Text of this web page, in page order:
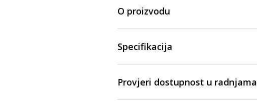
O proizvodu
Specifikacija
Provjeri dostupnost u radnjama